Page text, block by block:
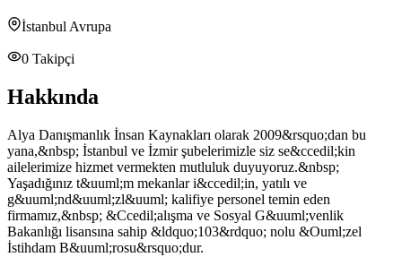
İstanbul Avrupa
0 Takipçi
Hakkında
Alya Danışmanlık İnsan Kaynakları olarak 2009&rsquo;dan bu
yana,&nbsp; İstanbul ve İzmir şubelerimizle siz se&ccedil;kin
ailelerimize hizmet vermekten mutluluk duyuyoruz.&nbsp;
Yaşadığınız t&uuml;m mekanlar i&ccedil;in, yatılı ve
g&uuml;nd&uuml;zl&uuml; kalifiye personel temin eden
firmamız,&nbsp; &Ccedil;alışma ve Sosyal G&uuml;venlik
Bakanlığı lisansına sahip &ldquo;103&rdquo; nolu &Ouml;zel
İstihdam B&uuml;rosu&rsquo;dur.